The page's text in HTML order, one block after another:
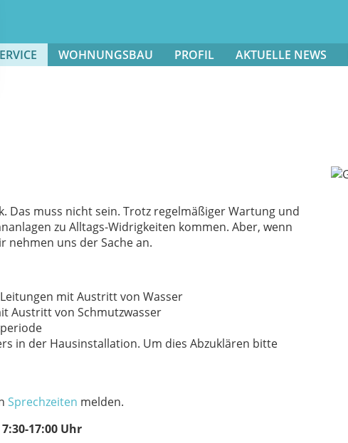
WOHNUNGSBAU PROFIL AKTUELLE NEWS
Das muss nicht sein. Trotz regelmäßiger Wartung und
zu Alltags-Widrigkeiten kommen. Aber, wenn
nehmen uns der Sache an.
mit Austritt von Wasser
Austritt von Schmutzwasser
in der Hausinstallation. Um dies Abzuklären bitte
Sprechzeiten melden.
17:00 Uhr